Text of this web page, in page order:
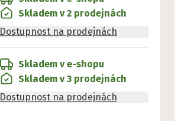
Skladem v 2 prodejnách
Dostupnost na prodejnách
Skladem v e-shopu
Skladem v 3 prodejnách
Dostupnost na prodejnách